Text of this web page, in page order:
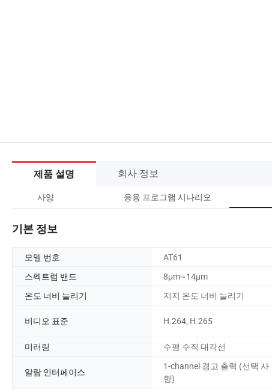
제품 설명 회사 정보
사양 응용 프로그램 시나리오
기본 정보
모델 번호. AT61
스펙트럼 밴드
8μm~14μm
온도 너비 늘리기
지지 온도 너비 늘리기
비디오 표준 H.264, H.265
미러링
수평 수직 대각선
알람 인터페이스
1-channel 경고 출력 (선택 사
항)